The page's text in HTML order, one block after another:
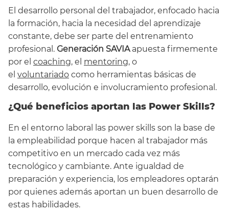
El desarrollo personal del trabajador, enfocado hacia
la formación, hacia la necesidad del aprendizaje
constante, debe ser parte del entrenamiento
profesional. Generación SAVIAapuesta firmemente
por el coaching, el mentoring, o
el voluntariado como herramientas básicas de
desarrollo, evolución e involucramiento profesional.
¿Qué beneficios aportan las Power Skills?
En el entorno laboral las power skills son la base de
la empleabilidad porque hacen al trabajador más
competitivo en un mercado cada vez más
tecnológico y cambiante. Ante igualdad de
preparación y experiencia, los empleadores optarán
por quienes además aportan un buen desarrollo de
estas habilidades.